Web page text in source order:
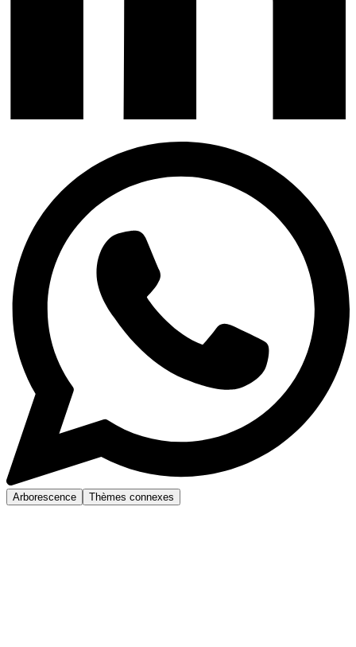
Arborescence Thèmes connexes